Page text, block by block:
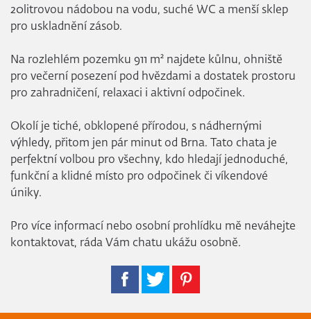
20litrovou nádobou na vodu, suché WC a menší sklep
pro uskladnění zásob.
Na rozlehlém pozemku 911 m² najdete kůlnu, ohniště
pro večerní posezení pod hvězdami a dostatek prostoru
pro zahradničení, relaxaci i aktivní odpočinek.
Okolí je tiché, obklopené přírodou, s nádhernými
výhledy, přitom jen pár minut od Brna. Tato chata je
perfektní volbou pro všechny, kdo hledají jednoduché,
funkční a klidné místo pro odpočinek či víkendové
úniky.
Pro více informací nebo osobní prohlídku mě neváhejte
kontaktovat, ráda Vám chatu ukážu osobně.